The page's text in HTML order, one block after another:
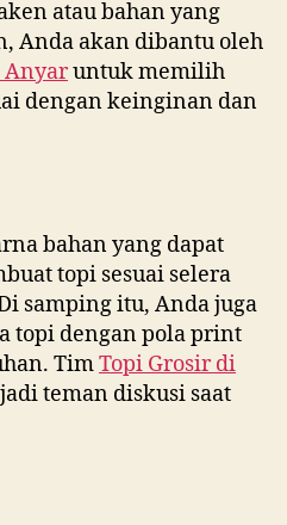
atau bahan yang
Anda akan dibantu oleh
untuk memilih
dengan keinginan dan
bahan yang dapat
topi sesuai selera
samping itu, Anda juga
topi dengan pola print
TimTopi Grosir di
teman diskusi saat